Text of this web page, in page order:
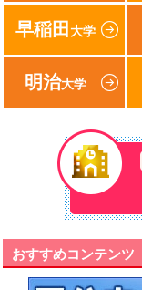
早稲田 大学
明治大学
おすすめコンテンツ